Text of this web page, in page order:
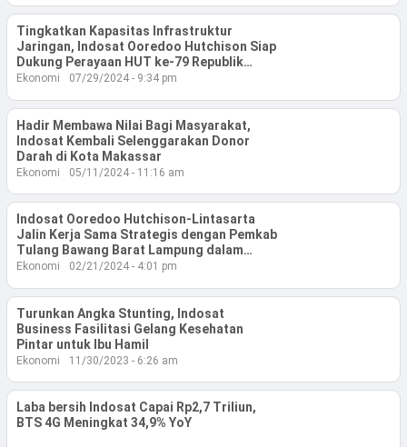
Tingkatkan Kapasitas Infrastruktur
Jaringan, Indosat Ooredoo Hutchison Siap
Dukung Perayaan HUT ke-79 Republik
Indonesia di IKN
Ekonomi 07/29/2024 - 9:34 pm
Hadir Membawa Nilai Bagi Masyarakat,
Indosat Kembali Selenggarakan Donor
Darah di Kota Makassar
Ekonomi 05/11/2024 - 11:16 am
Indosat Ooredoo Hutchison-Lintasarta
Jalin Kerja Sama Strategis dengan Pemkab
Tulang Bawang Barat Lampung dalam
Ekonomi 02/21/2024 - 4:01 pm
Turunkan Angka Stunting, Indosat
Business Fasilitasi Gelang Kesehatan
Pintar untuk Ibu Hamil
Ekonomi 11/30/2023 - 6:26 am
Laba bersih Indosat Capai Rp2,7 Triliun,
BTS 4G Meningkat 34,9% YoY